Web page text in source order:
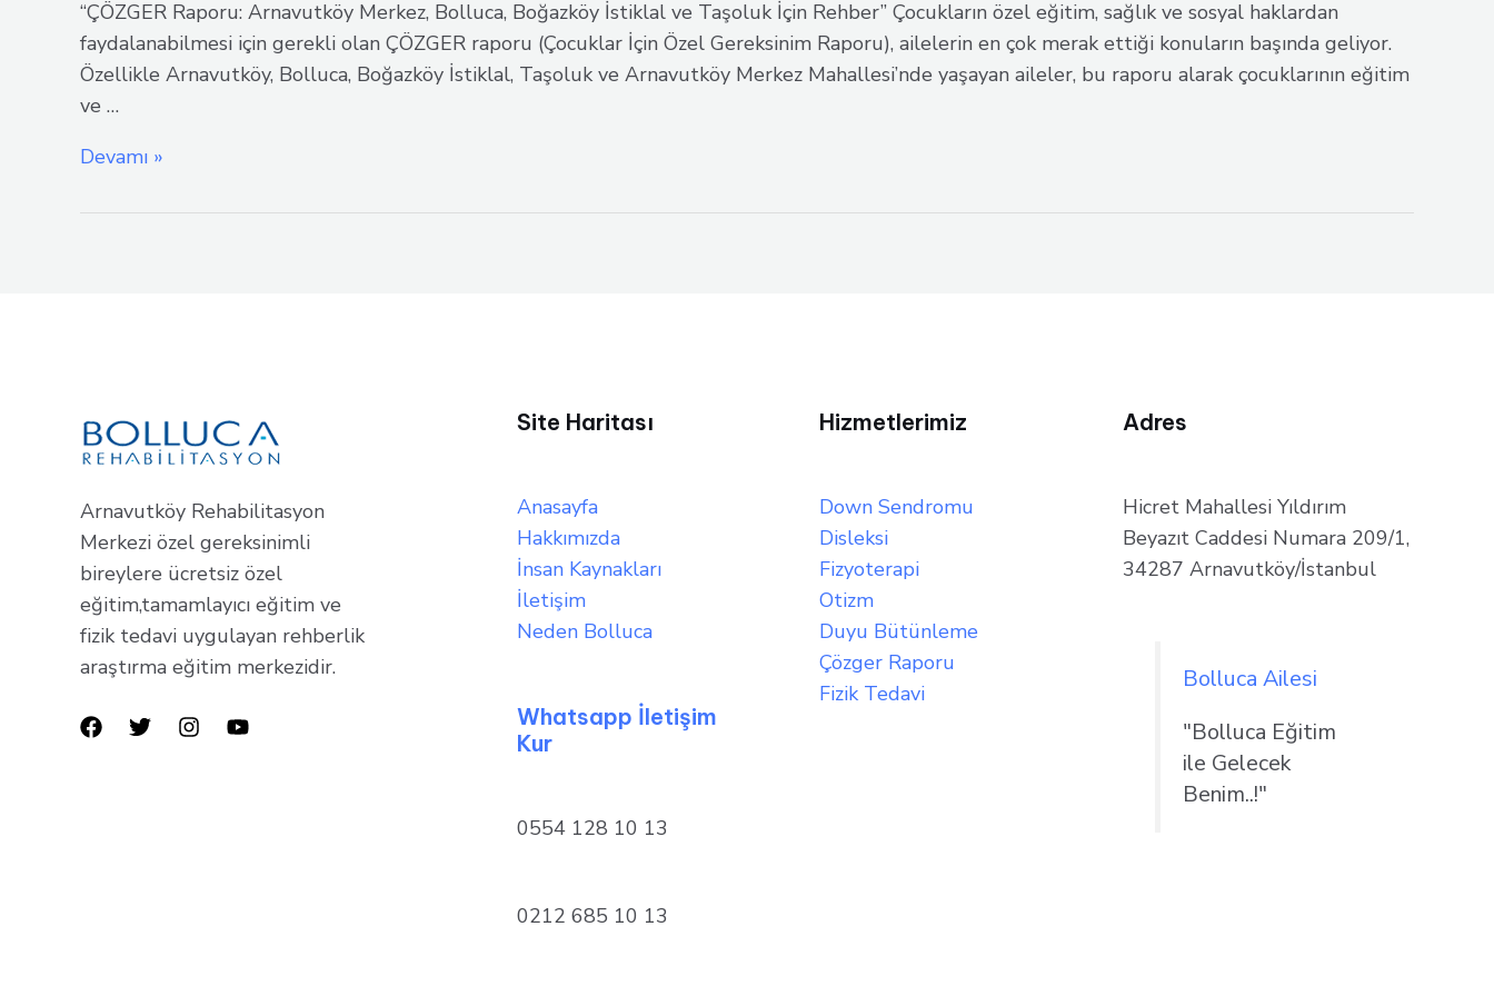
“ÇÖZGER Raporu: Arnavutköy Merkez, Bolluca, Boğazköy İstiklal ve Taşoluk İçin Rehber” Çocukların özel eğitim, sağlık ve sosyal haklardan
faydalanabilmesi için gerekli olan ÇÖZGER raporu (Çocuklar İçin Özel Gereksinim Raporu), ailelerin en çok merak ettiği konuların başında geliyor.
Özellikle Arnavutköy, Bolluca, Boğazköy İstiklal, Taşoluk ve Arnavutköy Merkez Mahallesi’nde yaşayan aileler, bu raporu alarak çocuklarının eğitim
ve …
Arnavutköy’de
Raporu
Devamı »
Arnavutköy Rehabilitasyon
Merkezi özel gereksinimli
bireylere ücretsiz özel
eğitim,tamamlayıcı eğitim ve
fizik tedavi uygulayan rehberlik
araştırma eğitim merkezidir.
Site Haritası
Anasayfa
Hakkımızda
İnsan Kaynakları
İletişim
Neden Bolluca
Whatsapp İletişim
Kur
0554 128 10 13
0212 685 10 13
Hizmetlerimiz
Down Sendromu
Disleksi
Fizyoterapi
Otizm
Duyu Bütünleme
Çözger Raporu
Fizik Tedavi
Adres
Hicret Mahallesi Yıldırım
Beyazıt Caddesi Numara 209/1,
34287 Arnavutköy/İstanbul
Bolluca Ailesi
"Bolluca Eğitim
ile Gelecek
Benim..!"